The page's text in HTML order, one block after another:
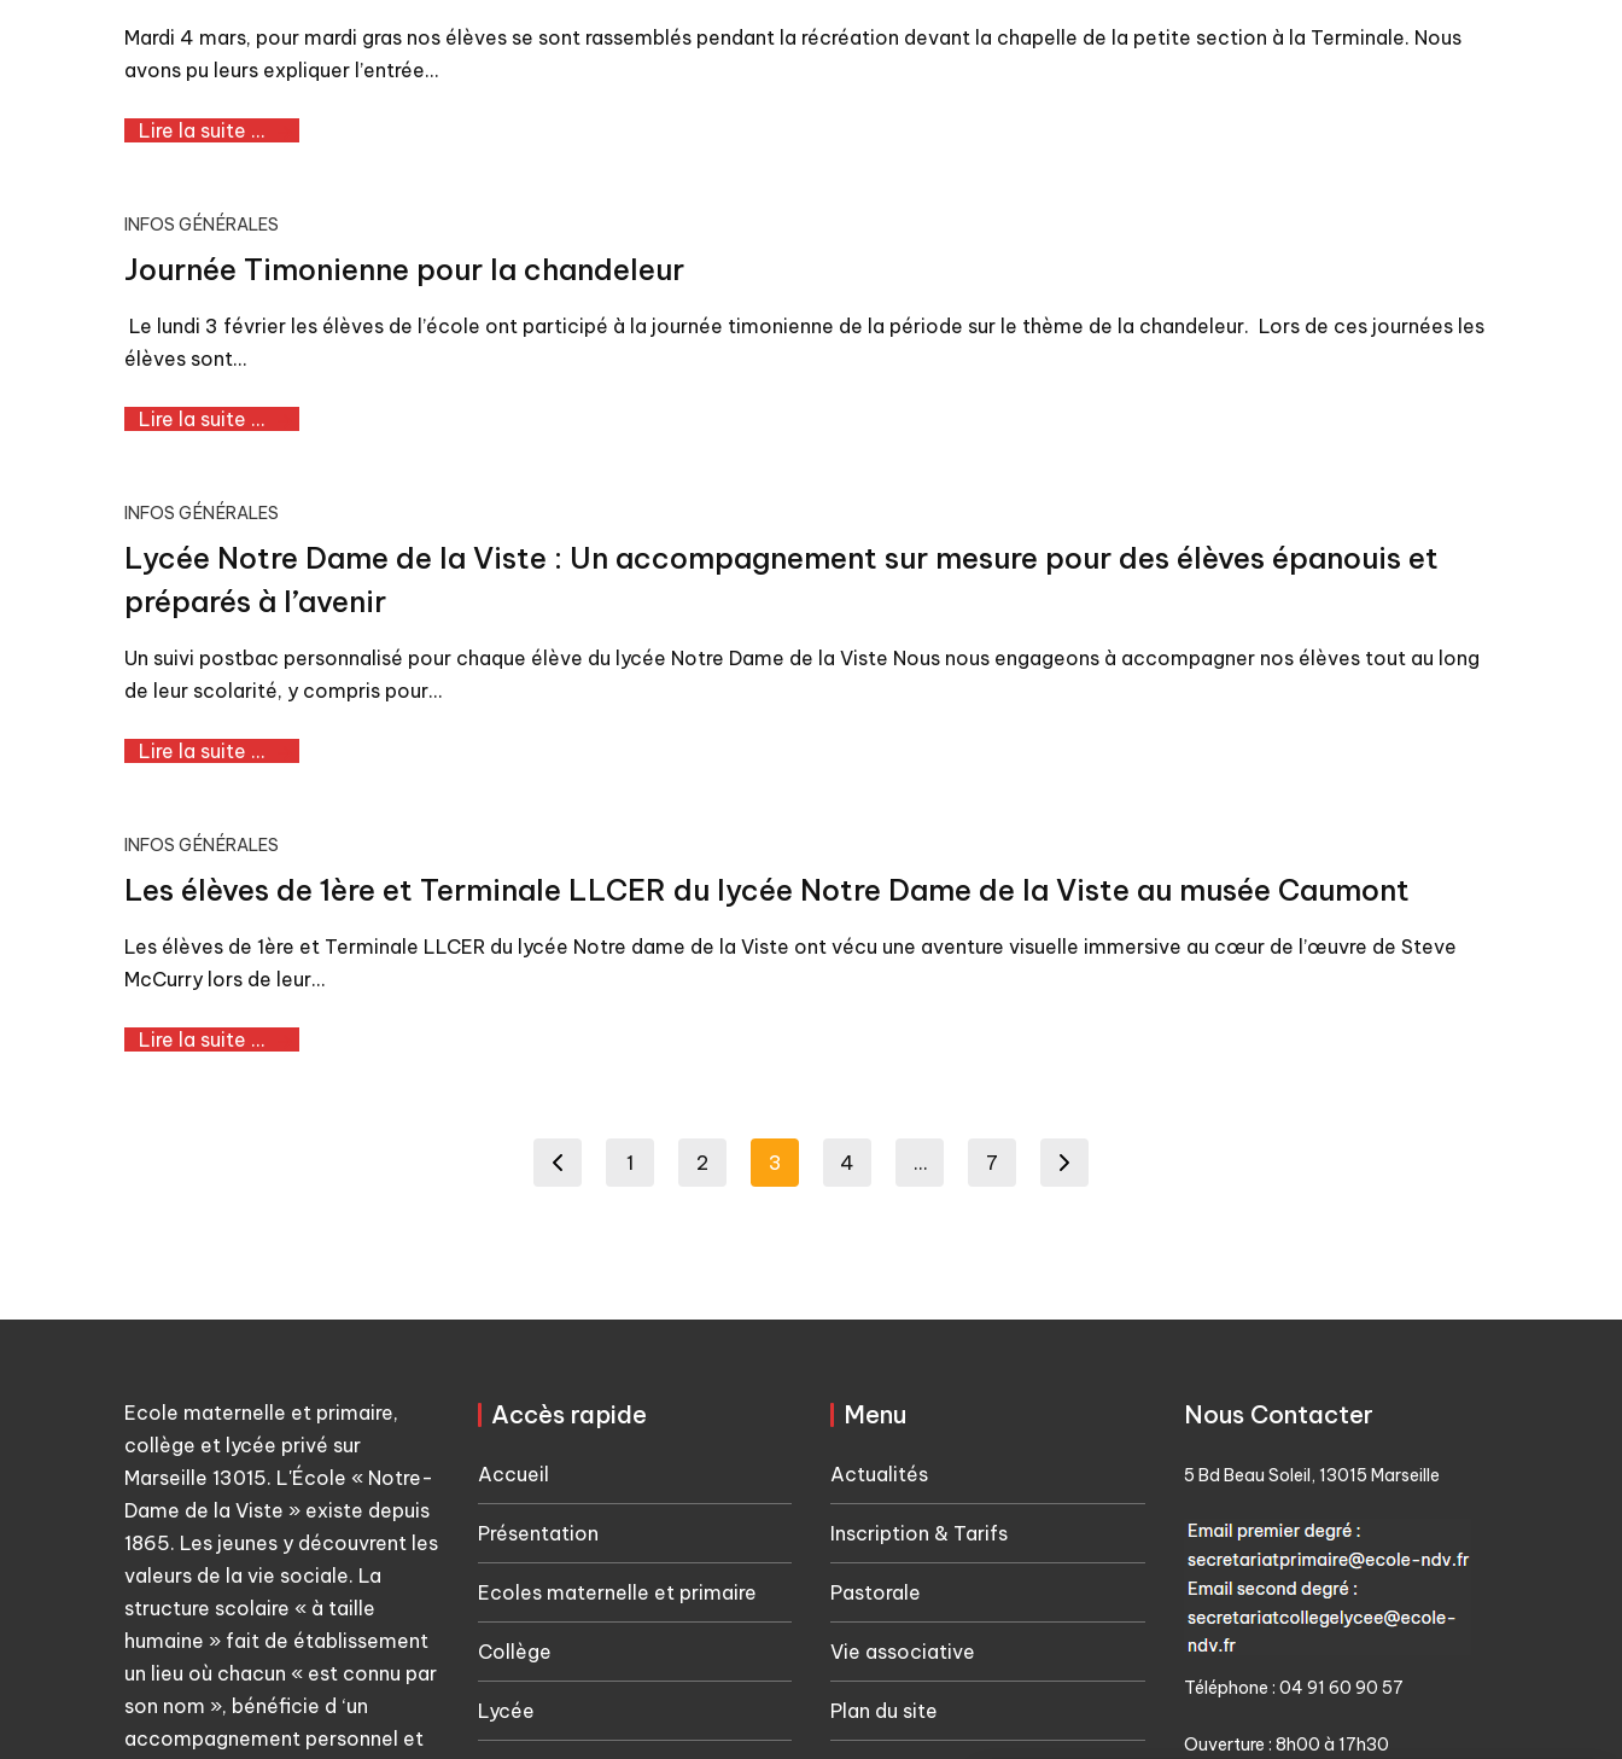
Mardi 4 mars, pour mardi gras nos élèves se sont rassemblés pendant la récréation devant la chapelle de la petite section à la Terminale. Nous
avons pu leurs expliquer l’entrée…
Lire la suite ...
INFOS GÉNÉRALES
Journée Timonienne pour la chandeleur
Le lundi 3 février les élèves de l’école ont participé à la journée timonienne de la période sur le thème de la chandeleur. Lors de ces journées les
élèves sont…
Lire la suite ...
INFOS GÉNÉRALES
Lycée Notre Dame de la Viste : Un accompagnement sur mesure pour des élèves épanouis et
préparés à l’avenir
Un suivi postbac personnalisé pour chaque élève du lycée Notre Dame de la Viste Nous nous engageons à accompagner nos élèves tout au long
de leur scolarité, y compris pour…
Lire la suite ...
INFOS GÉNÉRALES
Les élèves de 1ère et Terminale LLCER du lycée Notre Dame de la Viste au musée Caumont
Les élèves de 1ère et Terminale LLCER du lycée Notre dame de la Viste ont vécu une aventure visuelle immersive au cœur de l’œuvre de Steve
McCurry lors de leur…
Lire la suite ...
1 2 3 4 … 7
Ecole maternelle et primaire,
collège et lycée privé sur
Marseille 13015. L'École « Notre-
Dame de la Viste » existe depuis
1865. Les jeunes y découvrent les
valeurs de la vie sociale. La
structure scolaire « à taille
humaine » fait de établissement
un lieu où chacun « est connu par
son nom », bénéficie d ‘un
accompagnement personnel et
Accès rapide
Accueil
Présentation
Ecoles maternelle et primaire
Collège
Lycée
Menu
Actualités
Inscription & Tarifs
Pastorale
Vie associative
Plan du site
Nous Contacter
5 Bd Beau Soleil, 13015 Marseille
Téléphone : 04 91 60 90 57
Ouverture : 8h00 à 17h30